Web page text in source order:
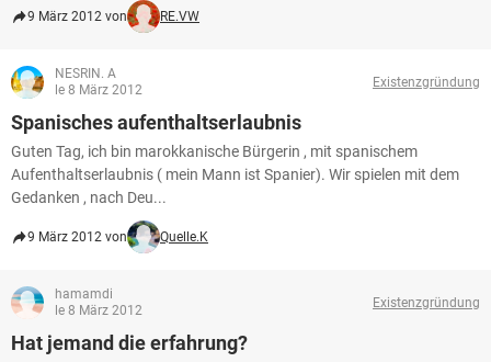
9 März 2012 von RE.VW
NESRIN. A
le 8 März 2012
Existenzgründung
Spanisches aufenthaltserlaubnis
Guten Tag, ich bin marokkanische Bürgerin , mit spanischem
Aufenthaltserlaubnis ( mein Mann ist Spanier). Wir spielen mit dem
Gedanken , nach Deu...
9 März 2012 von Quelle.K
hamamdi
le 8 März 2012
Existenzgründung
Hat jemand die erfahrung?